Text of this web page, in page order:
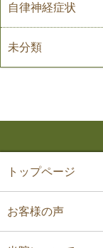
自律神経症状
未分類
トップページ
お客様の声